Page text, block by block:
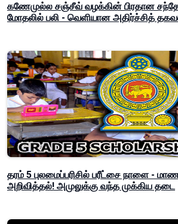
கணேமுல்ல சஞ்சீவ் வழக்கின் பிரதான
மோதலில் பலி - வெளியான அதிர்ச்சித்
தரம் 5 புலமைப்பரிசில் பரீட்சை நாளை -
அறிவித்தல்! அமுலுக்கு வந்த முக்கிய தடை